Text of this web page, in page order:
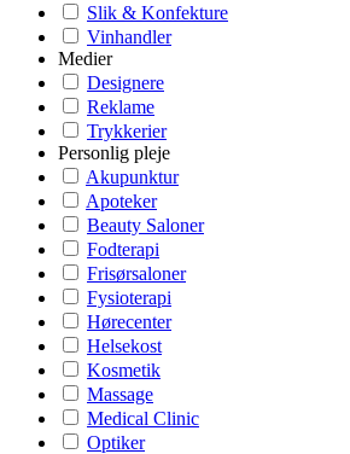
Slik & Konfekture
Vinhandler
Medier
Designere
Reklame
Trykkerier
Personlig pleje
Akupunktur
Apoteker
Beauty Saloner
Fodterapi
Frisørsaloner
Fysioterapi
Hørecenter
Helsekost
Kosmetik
Massage
Medical Clinic
Optiker